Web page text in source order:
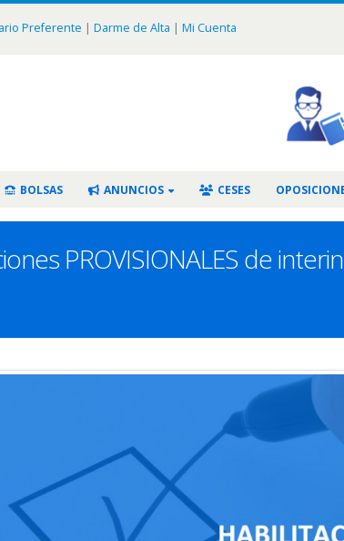
Preferente | Darme de Alta | Mi Cuenta
BOLSAS ANUNCIOS CESES
PROVISIONALES de